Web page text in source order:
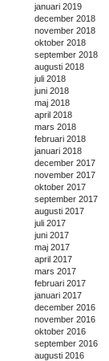
januari 2019
december 2018
november 2018
oktober 2018
september 2018
augusti 2018
juli 2018
juni 2018
maj 2018
april 2018
mars 2018
februari 2018
januari 2018
december 2017
november 2017
oktober 2017
september 2017
augusti 2017
juli 2017
juni 2017
maj 2017
april 2017
mars 2017
februari 2017
januari 2017
december 2016
november 2016
oktober 2016
september 2016
augusti 2016